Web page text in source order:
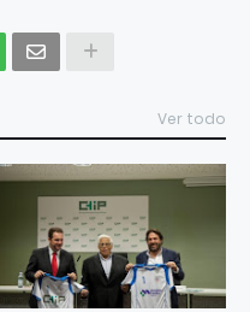
Ver todo